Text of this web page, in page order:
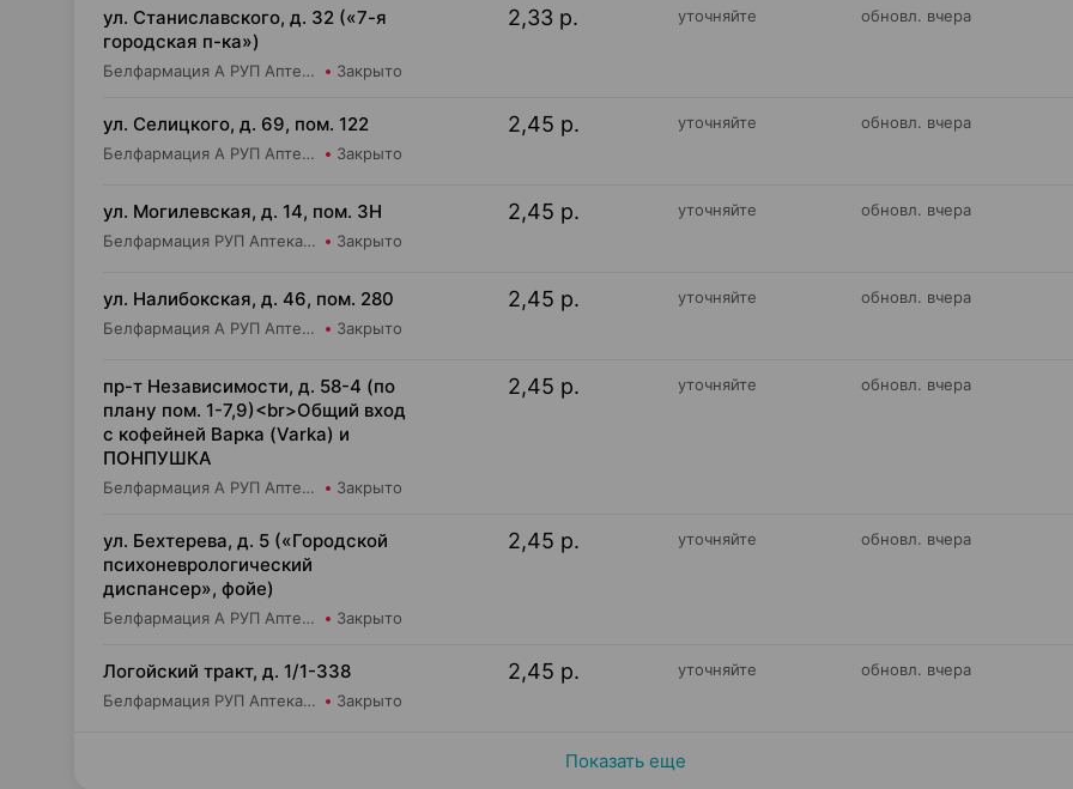
ул. Станиславского, д. 32 («7-я
городская п-ка»)
Белфармация А РУП Аптека №23 Закрыто
2,33 р. уточняйте обновл. вчера
ул. Селицкого, д. 69, пом. 122
Белфармация А РУП Аптека №102 Закрыто
2,45 р. уточняйте обновл. вчера
ул. Могилевская, д. 14, пом. 3Н
Белфармация РУП Аптека №26 Закрыто
2,45 р. уточняйте обновл. вчера
ул. Налибокская, д. 46, пом. 280
Белфармация А РУП Аптека №79 Закрыто
2,45 р. уточняйте обновл. вчера
пр-т Независимости, д. 58-4 (по
плану пом. 1-7,9)<br>Общий вход
с кофейней Варка (Varka) и
ПОНПУШКА
Белфармация А РУП Аптека №9 Закрыто
2,45 р. уточняйте обновл. вчера
ул. Бехтерева, д. 5 («Городской
психоневрологический
диспансер», фойе)
Белфармация А РУП Аптека №7 Закрыто
2,45 р. уточняйте обновл. вчера
Логойский тракт, д. 1/1-338
Белфармация РУП Аптека №61 Закрыто
2,45 р. уточняйте обновл. вчера
Показать еще